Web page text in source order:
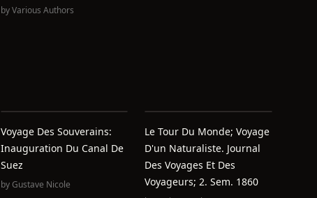
byVarious Authors
Voyage Des Souverains:
Inauguration Du Canal De
Suez
byGustave Nicole
Le Tour Du Monde; Voyage
D'un Naturaliste. Journal
Des Voyages Et Des
Voyageurs; 2. Sem. 1860